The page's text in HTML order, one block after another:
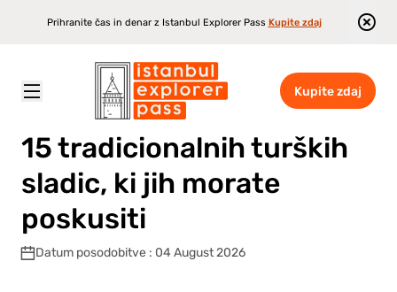
Prihranite čas in denar z Istanbul Explorer Pass Kupite zdaj
Kupite zdaj
Istanbul Explorer Pass \ Blog \ 15 tradicionalnih turških sladic, ki jih morate poskusiti
15 tradicionalnih turških
sladic, ki jih morate
poskusiti
Datum posodobitve : 04 August 2026